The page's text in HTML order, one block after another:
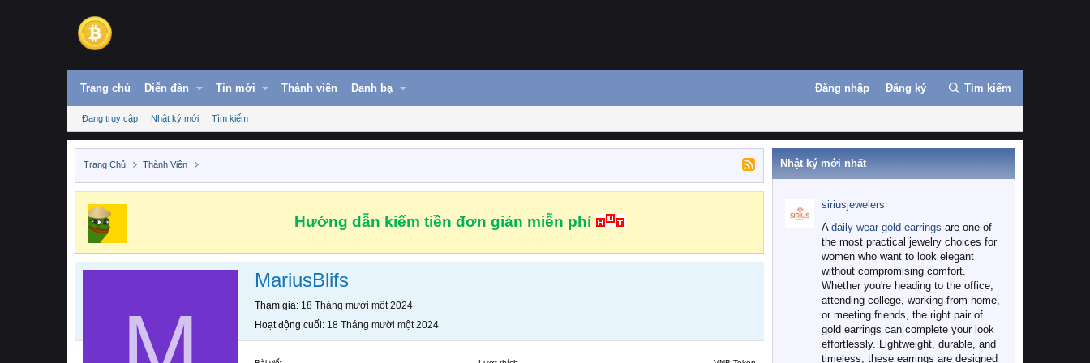
Trang chủ Diễn đàn Tin mới Thành viên Danh bạ Đăng nhập Đăng ký Tìm kiếm
Đang truy cập Nhật ký mới Tìm kiếm
Trang Chủ Thành Viên
Hướng dẫn kiếm tiền đơn giản miễn phí
MariusBlifs
Tham gia 18 Tháng mười một 2024
Hoạt động cuối 18 Tháng mười một 2024
Nhật ký mới nhất
siriusjewelers
A daily wear gold earrings are one of
the most practical jewelry choices for
women who want to look elegant
without compromising comfort.
Whether you're heading to the office,
attending college, working from home,
or meeting friends, the right pair of
gold earrings can complete your look
effortlessly. Lightweight, durable, and
timeless, these earrings are designed